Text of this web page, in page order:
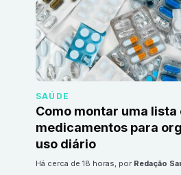
SAÚDE
Como montar uma lista
medicamentos para
uso diário
há cerca de 18 horas, por Redação